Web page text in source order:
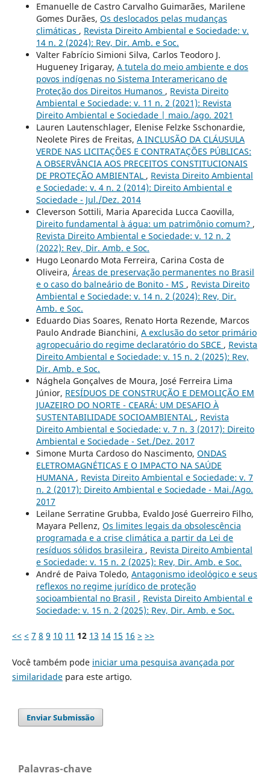
Emanuelle de Castro Carvalho Guimarães, Marilene
Gomes Durães, Os deslocados pelas mudanças
climáticas , Revista Direito Ambiental e Sociedade: v.
14 n. 2 (2024): Rev, Dir. Amb. e Soc.
Valter Fabrício Simioni Silva, Carlos Teodoro J.
Hugueney Irigaray, A tutela do meio ambiente e dos
povos indígenas no Sistema Interamericano de
Proteção dos Direitos Humanos , Revista Direito
Ambiental e Sociedade: v. 11 n. 2 (2021): Revista
Direito Ambiental e Sociedade | maio./ago. 2021
Lauren Lautenschlager, Elenise Felzke Sschonardie,
Neolete Pires de Freitas, A INCLUSÃO DA CLÁUSULA
VERDE NAS LICITAÇÕES E CONTRATAÇÕES PÚBLICAS:
A OBSERVÂNCIA AOS PRECEITOS CONSTITUCIONAIS
DE PROTEÇÃO AMBIENTAL , Revista Direito Ambiental
e Sociedade: v. 4 n. 2 (2014): Direito Ambiental e
Sociedade - Jul./Dez. 2014
Cleverson Sottili, Maria Aparecida Lucca Caovilla,
Direito fundamental à água: um patrimônio comum? ,
Revista Direito Ambiental e Sociedade: v. 12 n. 2
(2022): Rev, Dir. Amb. e Soc.
Hugo Leonardo Mota Ferreira, Carina Costa de
Oliveira, Áreas de preservação permanentes no Brasil
e o caso do balneário de Bonito - MS , Revista Direito
Ambiental e Sociedade: v. 14 n. 2 (2024): Rev, Dir.
Amb. e Soc.
Eduardo Dias Soares, Renato Horta Rezende, Marcos
Paulo Andrade Bianchini, A exclusão do setor primário
agropecuário do regime declaratório do SBCE , Revista
Direito Ambiental e Sociedade: v. 15 n. 2 (2025): Rev,
Dir. Amb. e Soc.
Nághela Gonçalves de Moura, José Ferreira Lima
Júnior, RESÍDUOS DE CONSTRUÇÃO E DEMOLIÇÃO EM
JUAZEIRO DO NORTE - CEARÁ: UM DESAFIO À
SUSTENTABILIDADE SOCIOAMBIENTAL , Revista
Direito Ambiental e Sociedade: v. 7 n. 3 (2017): Direito
Ambiental e Sociedade - Set./Dez. 2017
Simone Murta Cardoso do Nascimento, ONDAS
ELETROMAGNÉTICAS E O IMPACTO NA SAÚDE
HUMANA , Revista Direito Ambiental e Sociedade: v. 7
n. 2 (2017): Direito Ambiental e Sociedade - Mai./Ago.
2017
Leilane Serratine Grubba, Evaldo José Guerreiro Filho,
Mayara Pellenz, Os limites legais da obsolescência
programada e a crise climática a partir da Lei de
resíduos sólidos brasileira , Revista Direito Ambiental
e Sociedade: v. 15 n. 2 (2025): Rev, Dir. Amb. e Soc.
André de Paiva Toledo, Antagonismo ideológico e seus
reflexos no regime jurídico de proteção
socioambiental no Brasil , Revista Direito Ambiental e
Sociedade: v. 15 n. 2 (2025): Rev, Dir. Amb. e Soc.
<< < 7 8 9 10 11 12 13 14 15 16 > >>
Você também pode iniciar uma pesquisa avançada por
similaridadepara este artigo.
Enviar Submissão
Palavras-chave